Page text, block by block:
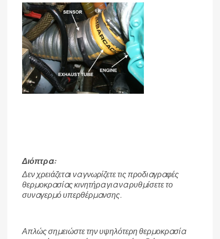
Διόπτρα:
Δεν χρειάζεται να γνωρίζετε τις προδιαγραφές
θερμοκρασίας κινητήρα για να ρυθμίσετε το
συναγερμό υπερθέρμανσης.
Απλώς σημειώστε την υψηλότερη θερμοκρασία